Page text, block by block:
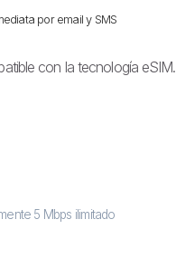
por email y SMS
con la tecnología eSIM.
5 Mbps ilimitado